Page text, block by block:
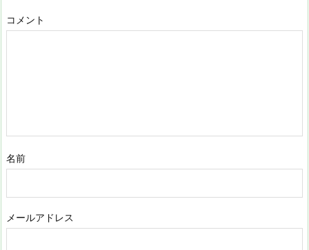
コメント
名前
メールアドレス